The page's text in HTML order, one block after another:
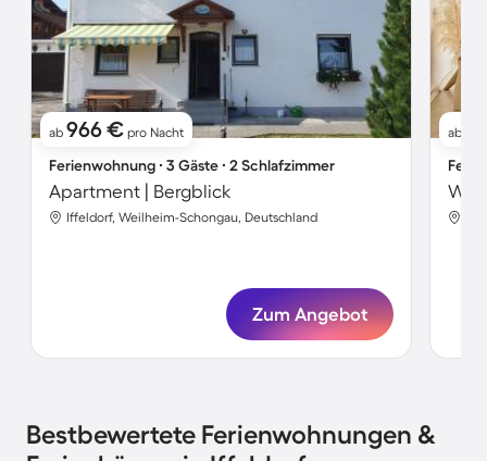
ab 966 € pro Nacht
Ferienwohnung ∙ 3 Gäste ∙ 2 Schlafzimmer
Apartment | Bergblick
Iffeldorf, Weilheim-Schongau, Deutschland
Zum Angebot
ab
Bestbewertete Ferienwohnungen &